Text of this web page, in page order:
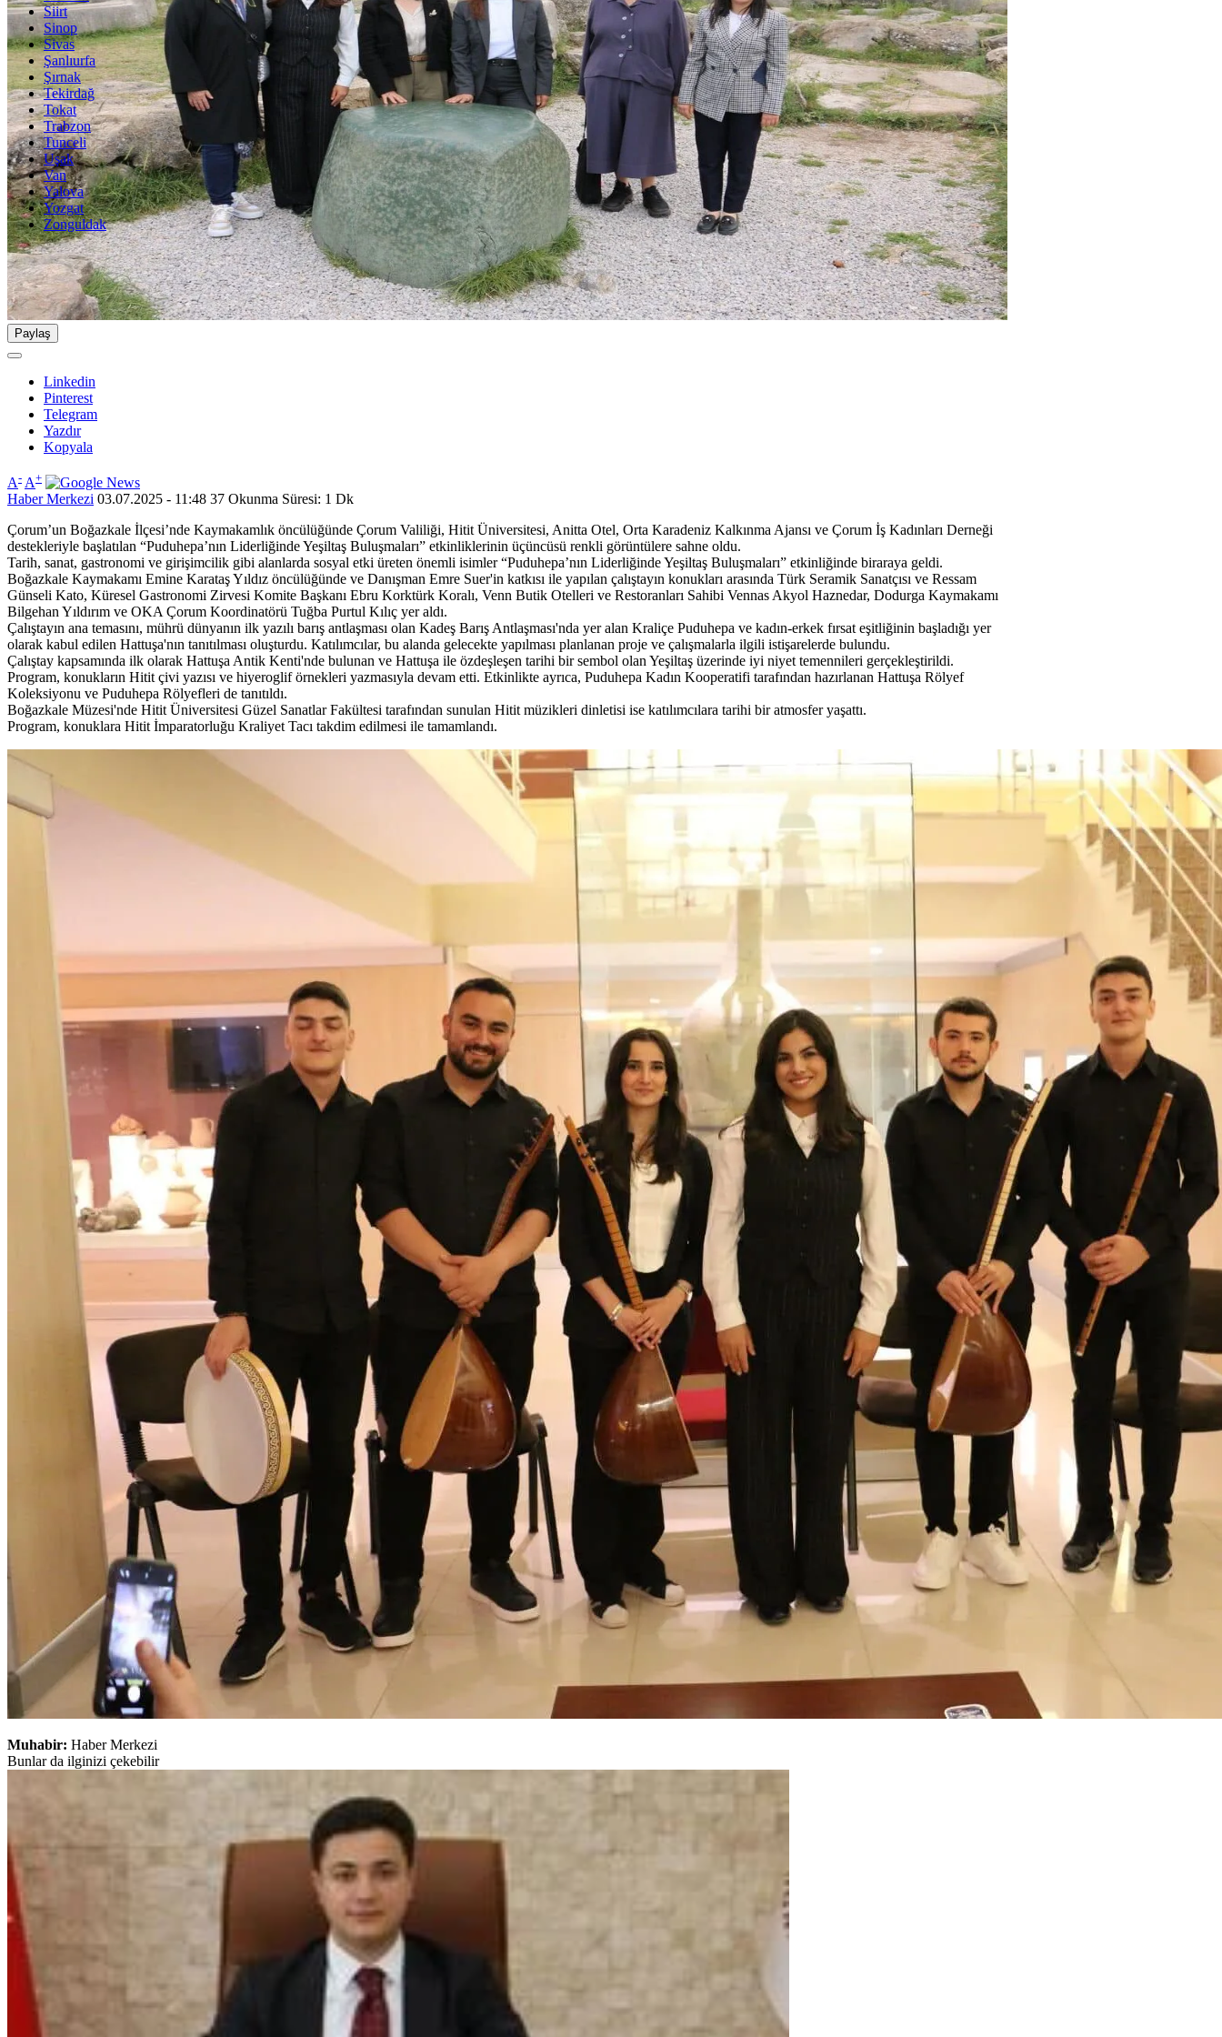
Siirt
Sinop
Sivas
Şanlıurfa
Şırnak
Tekirdağ
Tokat
Trabzon
Tunceli
Uşak
Van
Yalova
Yozgat
Zonguldak
Paylaş
Linkedin
Pinterest
Telegram
Yazdır
Kopyala
A- A+
Haber Merkezi 03.07.2025 - 11:48 37 Okunma Süresi: 1 Dk
Çorum’un Boğazkale İlçesi’nde Kaymakamlık öncülüğünde Çorum Valiliği, Hitit Üniversitesi, Anitta Otel, Orta Karadeniz Kalkınma Ajansı ve Çorum İş Kadınları Derneği
destekleriyle başlatılan “Puduhepa’nın Liderliğinde Yeşiltaş Buluşmaları” etkinliklerinin üçüncüsü renkli görüntülere sahne oldu.
Tarih, sanat, gastronomi ve girişimcilik gibi alanlarda sosyal etki üreten önemli isimler “Puduhepa’nın Liderliğinde Yeşiltaş Buluşmaları” etkinliğinde biraraya geldi.
Boğazkale Kaymakamı Emine Karataş Yıldız öncülüğünde ve Danışman Emre Suer'in katkısı ile yapılan çalıştayın konukları arasında Türk Seramik Sanatçısı ve Ressam
Günseli Kato, Küresel Gastronomi Zirvesi Komite Başkanı Ebru Korktürk Koralı, Venn Butik Otelleri ve Restoranları Sahibi Vennas Akyol Haznedar, Dodurga Kaymakamı
Bilgehan Yıldırım ve OKA Çorum Koordinatörü Tuğba Purtul Kılıç yer aldı.
Çalıştayın ana temasını, mührü dünyanın ilk yazılı barış antlaşması olan Kadeş Barış Antlaşması'nda yer alan Kraliçe Puduhepa ve kadın-erkek fırsat eşitliğinin başladığı yer
olarak kabul edilen Hattuşa'nın tanıtılması oluşturdu. Katılımcılar, bu alanda gelecekte yapılması planlanan proje ve çalışmalarla ilgili istişarelerde bulundu.
Çalıştay kapsamında ilk olarak Hattuşa Antik Kenti'nde bulunan ve Hattuşa ile özdeşleşen tarihi bir sembol olan Yeşiltaş üzerinde iyi niyet temennileri gerçekleştirildi.
Program, konukların Hitit çivi yazısı ve hiyeroglif örnekleri yazmasıyla devam etti. Etkinlikte ayrıca, Puduhepa Kadın Kooperatifi tarafından hazırlanan Hattuşa Rölyef
Koleksiyonu ve Puduhepa Rölyefleri de tanıtıldı.
Boğazkale Müzesi'nde Hitit Üniversitesi Güzel Sanatlar Fakültesi tarafından sunulan Hitit müzikleri dinletisi ise katılımcılara tarihi bir atmosfer yaşattı.
Program, konuklara Hitit İmparatorluğu Kraliyet Tacı takdim edilmesi ile tamamlandı.
Muhabir: Haber Merkezi
Bunlar da ilginizi çekebilir